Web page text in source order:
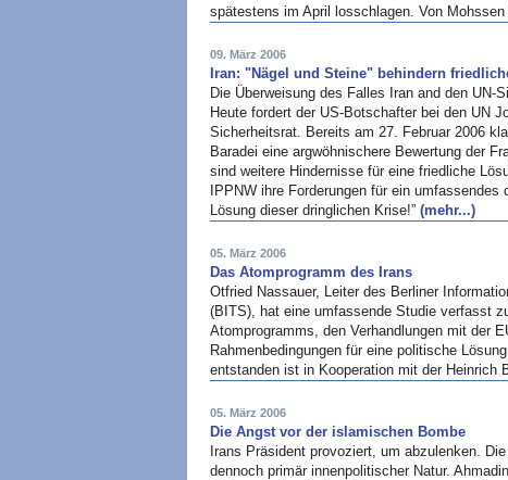
spätestens im April losschlagen. Von
09. März 2006
Iran: "Nägel und Steine" behindern
Die Überweisung des Falles Iran and den UN-
Heute fordert der US-Botschafter bei den UN
Sicherheitsrat. Bereits am 27. Februar 2006
Baradei eine argwöhnischere Bewertung der
sind weitere Hindernisse für eine friedliche
IPPNW ihre Forderungen für ein
Lösung dieser dringlichen Krise!” (mehr...)
05. März 2006
Das Atomprogramm des Irans
Otfried Nassauer, Leiter des Berliner
(BITS), hat eine umfassende Studie verfasst
Atomprogramms, den Verhandlungen mit der
Rahmenbedingungen für eine politische
entstanden ist in Kooperation mit der Heinrich
05. März 2006
Die Angst vor der islamischen Bombe
Irans Präsident provoziert, um abzulenken.
dennoch primär innenpolitischer Natur.